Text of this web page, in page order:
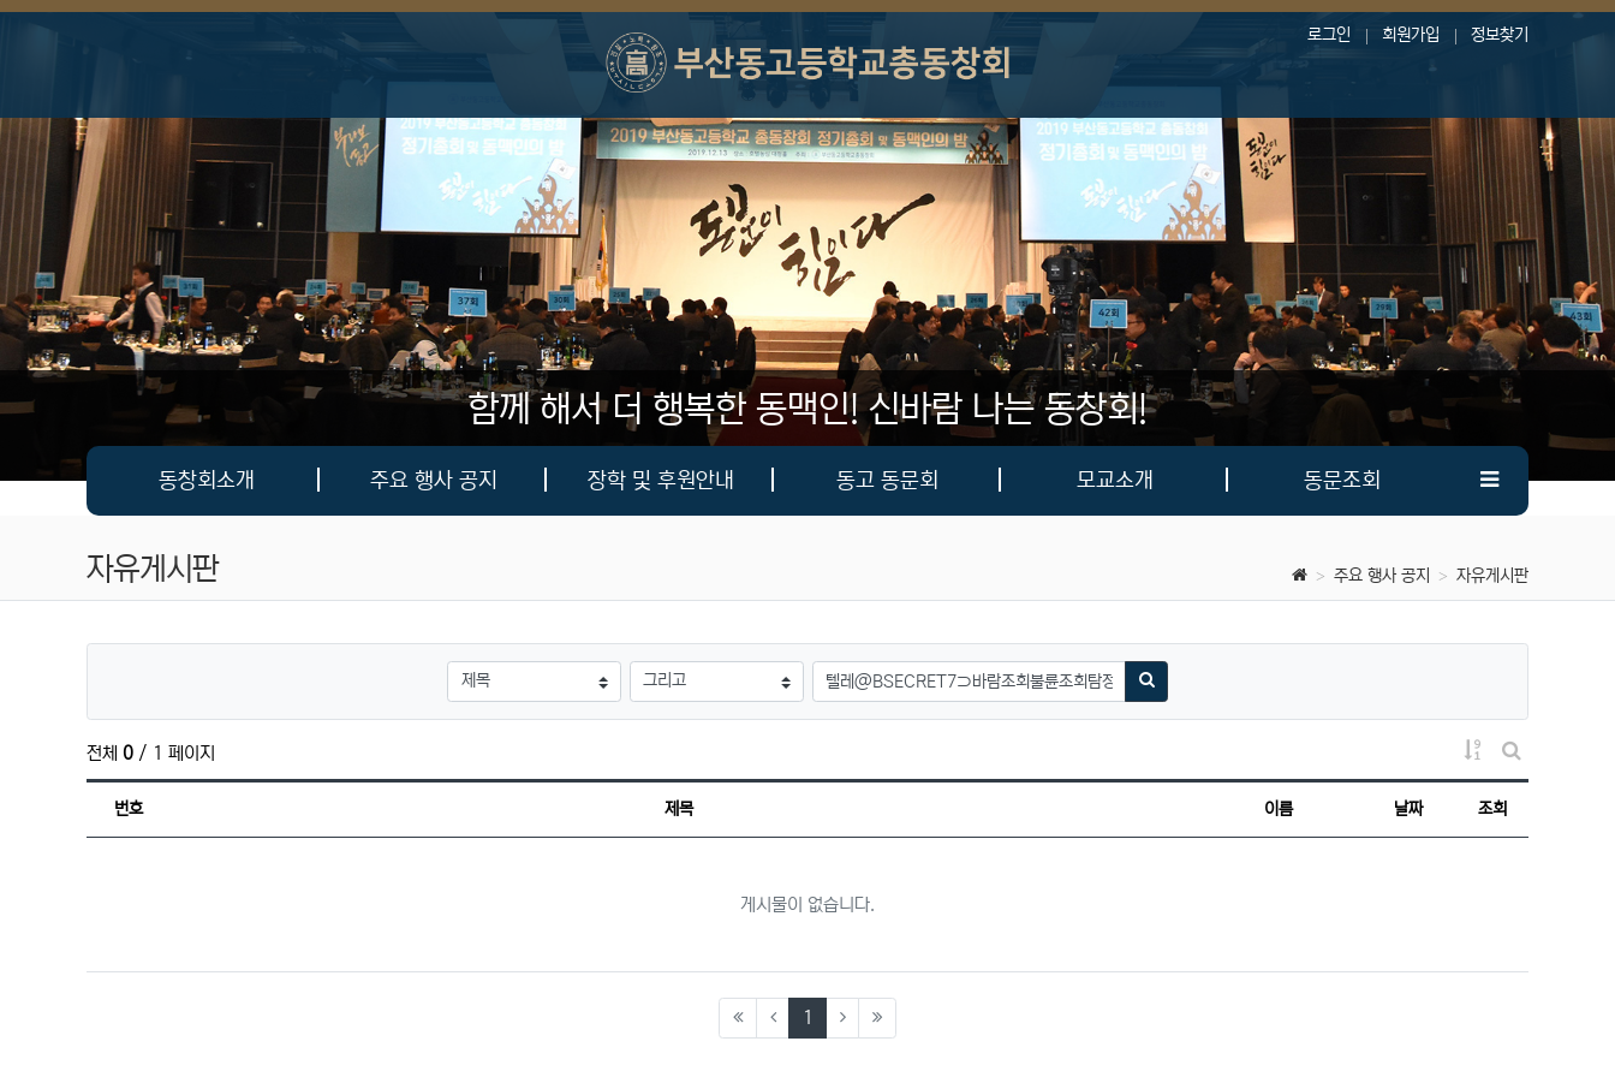
로그인 회원가입 정보찾기
함께 해서 더 행복한 동맥인!신바람 나는 동창회!
메인 메뉴
동창회소개 주요 행사 공지 장학 및 후원안내 동고 동문회 모교소개 동문조회
자유게시판 주요 행사 공지 자유게시판
검색대상 검색어
검색하기
전체 0 / 1 페이지
게시물 정렬
게시판 검색
번호
제목 이름 날짜 조회
게시물이 없습니다.
1 (current)